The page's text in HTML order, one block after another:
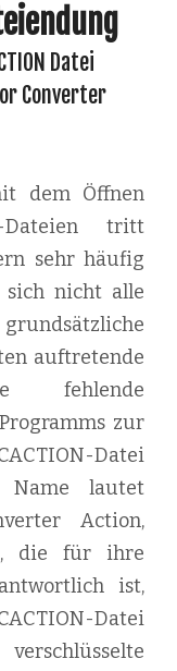
Datei
Converter
dem Öffnen
Dateien tritt
sehr häufig
sich nicht alle
auftretende
fehlende
zur
Datei
lautet
Action,
die für ihre
ist,
Datei